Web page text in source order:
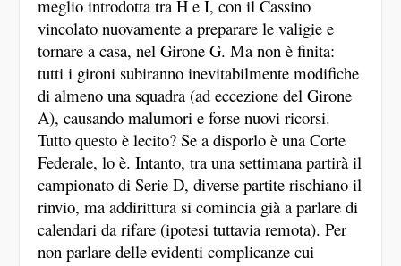
meglio introdotta tra H e I, con il Cassino
vincolato nuovamente a preparare le valigie e
tornare a casa, nel Girone G. Ma non è finita:
tutti i gironi subiranno inevitabilmente modifiche
di almeno una squadra (ad eccezione del Girone
A), causando malumori e forse nuovi ricorsi.
Tutto questo è lecito? Se a disporlo è una Corte
Federale, lo è. Intanto, tra una settimana partirà il
campionato di Serie D, diverse partite rischiano il
rinvio, ma addirittura si comincia già a parlare di
calendari da rifare (ipotesi tuttavia remota). Per
non parlare delle evidenti complicanze cui